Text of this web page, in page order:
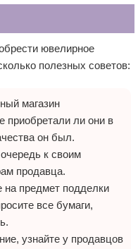
ювелирное
полезных советов:
магазин
приобретали ли они в
он был.
к своим
продавца.
на предмет подделки
все бумаги,
узнайте у продавцов